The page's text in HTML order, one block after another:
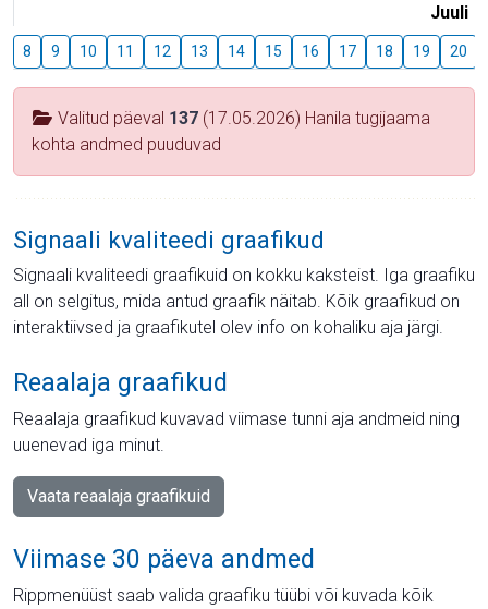
Juuli
8 9 10 11 12 13 14 15 16 17 18 19 20
Valitud päeval 137 (17.05.2026) Hanila tugijaama
kohta andmed puuduvad
Signaali kvaliteedi graafikud
Signaali kvaliteedi graafikuid on kokku kaksteist. Iga graafiku
all on selgitus, mida antud graafik näitab. Kõik graafikud on
interaktiivsed ja graafikutel olev info on kohaliku aja järgi.
Reaalaja graafikud
Reaalaja graafikud kuvavad viimase tunni aja andmeid ning
uuenevad iga minut.
Vaata reaalaja graafikuid
Viimase 30 päeva andmed
Rippmenüüst saab valida graafiku tüübi või kuvada kõik